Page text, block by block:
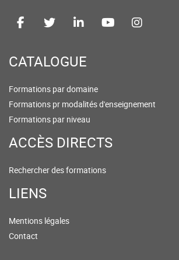
CATALOGUE
Formations par domaine
Formations pr modalités d'enseignement
Formations par niveau
ACCÈS DIRECTS
Rechercher des formations
LIENS
Mentions légales
Contact